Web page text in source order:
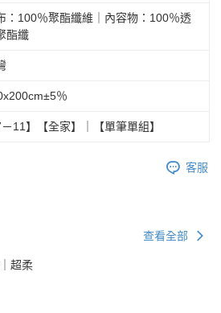
：100％聚酯纖維｜內容物：100％透
酯纖
％
－11】【全家】｜【單筆單組】
客服
查看全部
超柔